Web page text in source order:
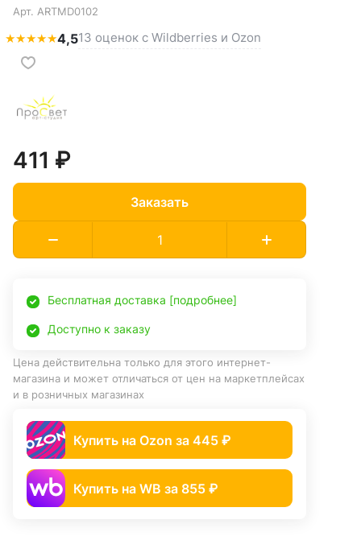
Арт. ARTMD0102
★★★★★4,513 оценок с Wildberries и Ozon
411 ₽
Заказать
Бесплатная доставка [подробнее]
Доступно к заказу
Цена действительна только для этого интернет-
магазина и может отличаться от цен на маркетплейсах
и в розничных магазинах
Купить на Ozon за 445 ₽
Купить на WB за 855 ₽